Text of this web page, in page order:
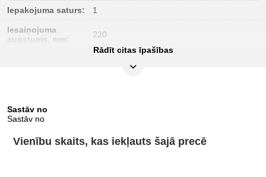
Iepakojuma saturs: 1
Iesaiņojuma
augstums, mm:
220
Materiāls 1:
Profils 1: 6-kanšu
Rādīt citas īpašības
Sastāv no
Sastāv no
Vienību skaits, kas iekļauts šajā precē